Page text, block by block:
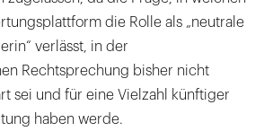
die Rolle als „neutrale
verlässt, in der
Rechtsprechung bisher nicht
sei und für eine Vielzahl künftiger
haben werde.